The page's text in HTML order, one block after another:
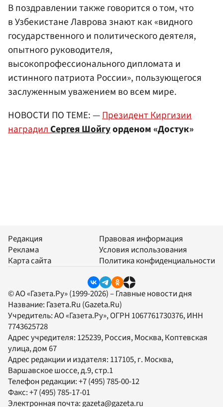
В поздравлении также говорится о том, что
в Узбекистане Лаврова знают как «видного
государственного и политического деятеля,
опытного руководителя,
высокопрофессионального дипломата и
истинного патриота России», пользующегося
заслуженным уважением во всем мире.
НОВОСТИ ПО ТЕМЕ: —Президент Киргизии
наградилСергея Шойгуорденом «Достук»
Редакция
Реклама
Карта сайта
Правовая информация
Условия использования
Политика конфиденциальности
© АО «Газета.Ру» (1999-2026) – Главные новости дня
Название: Газета.Ru (Gazeta.Ru)
Учредитель:АО «Газета.Ру», ОГРН 1067761730376, ИНН
7743625728
Адрес учредителя: 125239, Россия, Москва, Коптевская
улица, дом 67
Адрес редакции и издателя: 117105, г. Москва,
Варшавское шоссе, д.9, стр.1
Телефон редакции:+7 (495) 785-00-12
Факс:+7 (495) 785-17-01
Электронная почта:gazeta@gazeta.ru